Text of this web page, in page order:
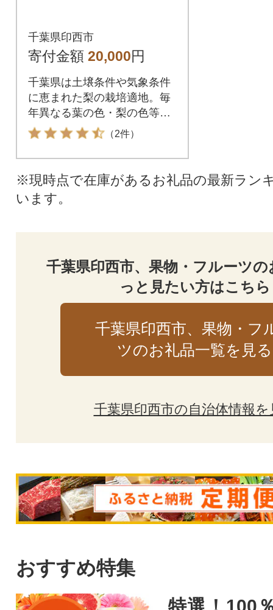
千葉県印西市
寄付金額 20,000円
千葉県は土壌条件や気象条件
に恵まれた梨の栽培適地。毎
年異なる葉の色・梨の色等を
確認しながら、丹精込めて栽
培した梨は、印西を代表する
特産品の一つです。
（2件）
※現時点で在庫があるお礼品の最新ラン
います。
千葉県印西市、果物・フルーツ
っと見たい方はこちら
千葉県印西市、果物・フ
ツのお礼品一覧を見る
千葉県印西市の自治体情報を
おすすめ特集